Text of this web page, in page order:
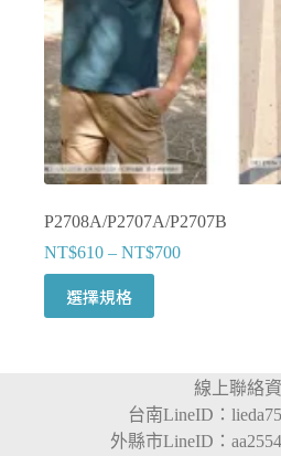
頁
面
選
擇
項
P2708A/P2707A/P2707B
NT$610 – NT$700
選擇規格
產
線上聯絡
台南LineID：
外縣市LineID：